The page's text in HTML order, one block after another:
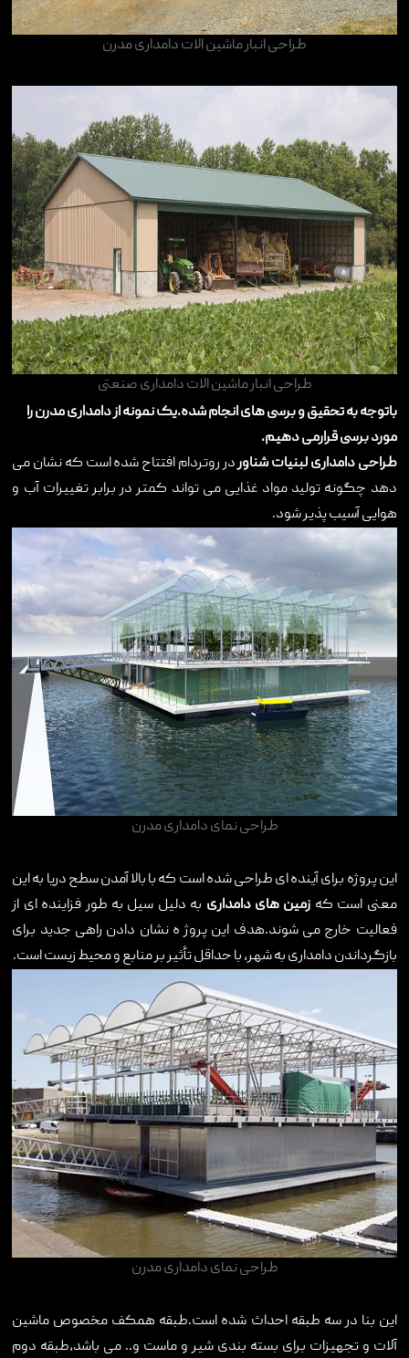
طراحی انبار ماشین الات دامداری مدرن
طراحی انبار ماشین الات دامداری صنعتی
باتوجه به تحقیق و برسی های انجام شده.یک نمونه از دامداری مدرن را
مورد برسی قرارمی دهیم.
طراحیدامداری لبنیاتشناوردر روتردام افتتاح شده است که نشان می
دهد چگونه تولید مواد غذایی می تواند کمتر در برابر تغییرات آب و
هوایی آسیب پذیر شود.
طراحی نمای دامداری مدرن
این پروژه برای آینده ای طراحی شده است که با بالا آمدن سطح دریا به این
معنی است که زمین های دامداری به دلیل سیل به طور فزاینده ای از
فعالیت خارج می شوند.هدف این پروژ ه نشان دادن راهی جدید برای
بازگرداندن دامداری به شهر، با حداقل تأثیر بر منابع و محیط زیست است.
طراحی نمای دامداری مدرن
این بنا در سه طبقه احداث شده است.طبقه همکف مخصوص ماشین
آلات و تجهیزات برای بسته بندی شیر و ماست و.. می باشد،طبقه دوم